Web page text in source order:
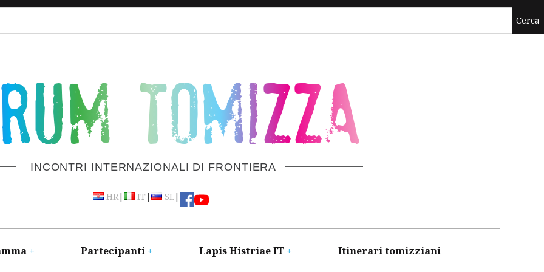
TOMIZZA
INCONTRI INTERNAZIONALI DI FRONTIERA
HR| IT | SL|
Partecipanti Lapis Histriae IT Itinerari tomizziani